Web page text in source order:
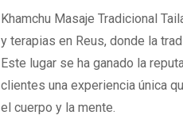
Khamchu Masaje Tradicional
y terapias en Reus, donde la
Este lugar se ha ganado la
clientes una experiencia única
el cuerpo y la mente.